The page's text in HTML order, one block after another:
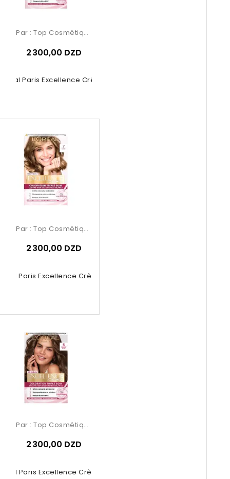
Paris Excellence Crème...
Par : Top Cosmétiques
2 300,00 DZD
Paris Excellence Crème –...
Par : Top Cosmétiques
2 300,00 DZD
Paris Excellence Crème –...
Par : Top Cosmétiques
2 300,00 DZD